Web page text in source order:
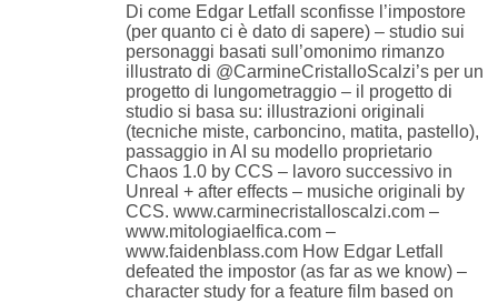
Di come Edgar Letfall sconfisse l’impostore
(per quanto ci è dato di sapere) – studio sui
personaggi basati sull’omonimo rimanzo
illustrato di @CarmineCristalloScalzi’s per un
progetto di lungometraggio – il progetto di
studio si basa su: illustrazioni originali
(tecniche miste, carboncino, matita, pastello),
passaggio in AI su modello proprietario
Chaos 1.0 by CCS – lavoro successivo in
Unreal + after effects – musiche originali by
CCS. www.carminecristalloscalzi.com –
www.mitologiaelfica.com –
www.faidenblass.com How Edgar Letfall
defeated the impostor (as far as we know) –
character study for a feature film based on